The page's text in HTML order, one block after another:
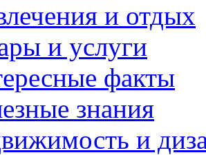
и отдых
и услуги
факты
знания
и